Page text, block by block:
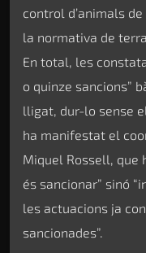
control d’animals
la normativa de
En total, les
o quinze sancions”
lligat, dur-lo sense
ha manifestat el
Miquel Rossell, que
és sancionar” sinó
les actuacions ja
sancionades”.